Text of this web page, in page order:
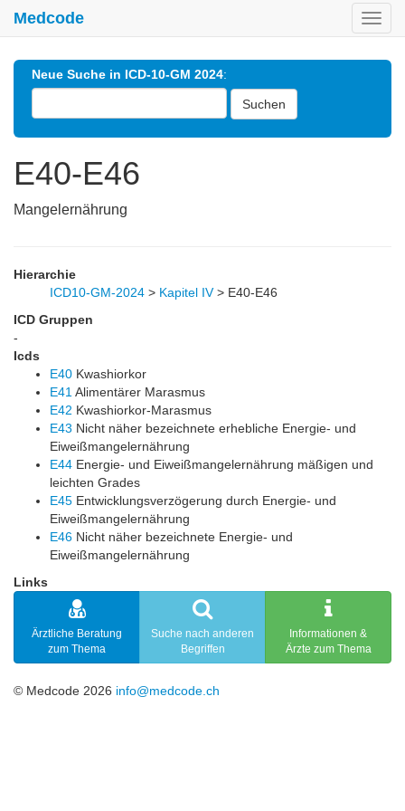
Medcode
Neue Suche in ICD-10-GM 2024:
Suchen
E40-E46
Mangelernährung
Hierarchie
ICD10-GM-2024 > Kapitel IV> E40-E46
ICD Gruppen
-
Icds
E40 Kwashiorkor
E41 Alimentärer Marasmus
E42 Kwashiorkor-Marasmus
E43 Nicht näher bezeichnete erhebliche Energie- und
Eiweißmangelernährung
E44 Energie- und Eiweißmangelernährung mäßigen und
leichten Grades
E45 Entwicklungsverzögerung durch Energie- und
Eiweißmangelernährung
E46 Nicht näher bezeichnete Energie- und
Eiweißmangelernährung
Links
Ärztliche Beratung
zum Thema
Suche nach anderen
Begriffen
Informationen &
Ärzte zum Thema
© Medcode 2026 info@medcode.ch